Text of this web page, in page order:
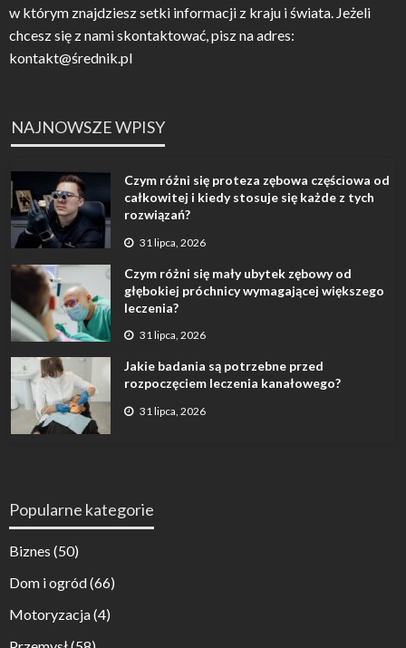
w którym znajdziesz setki informacji z kraju i świata. Jeżeli
chcesz się z nami skontaktować, pisz na adres:
kontakt@średnik.pl
NAJNOWSZE WPISY
Czym różni się proteza zębowa częściowa od
całkowitej i kiedy stosuje się każde z tych
rozwiązań?
31 lipca, 2026
Czym różni się mały ubytek zębowy od
głębokiej próchnicy wymagającej większego
leczenia?
31 lipca, 2026
Jakie badania są potrzebne przed
rozpoczęciem leczenia kanałowego?
31 lipca, 2026
Popularne kategorie
Biznes (50)
Dom i ogród(66)
Motoryzacja(4)